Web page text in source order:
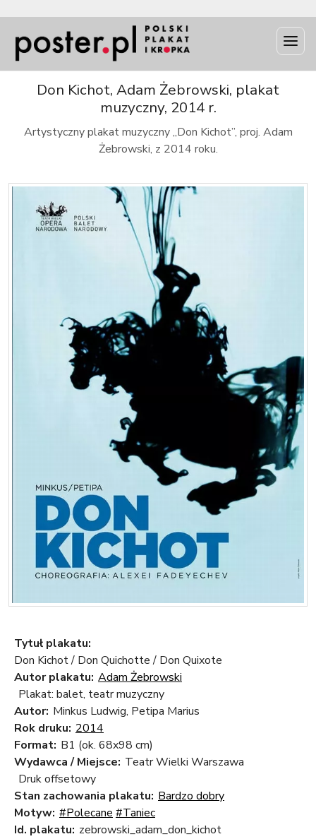
Don Kichot, Adam Żebrowski, plakat
muzyczny, 2014 r.
Artystyczny plakat muzyczny „Don Kichot”, proj. Adam
Żebrowski, z 2014 roku.
Tytuł plakatu:
Don Kichot / Don Quichotte / Don Quixote
Autor plakatu: Adam Żebrowski
Plakat: balet, teatr muzyczny
Autor: Minkus Ludwig, Petipa Marius
Rok druku: 2014
Format: B1 (ok. 68x98 cm)
Wydawca / Miejsce: Teatr Wielki Warszawa
Druk offsetowy
Stan zachowania plakatu: Bardzo dobry
Motyw: #Polecane #Taniec
Id. plakatu: zebrowski_adam_don_kichot